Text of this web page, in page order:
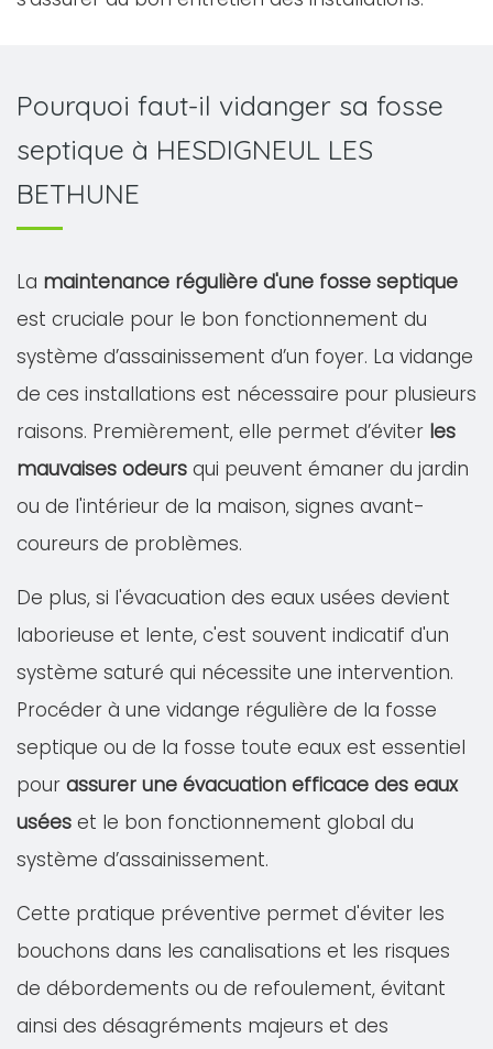
Pourquoi faut-il vidanger sa fosse
septique à HESDIGNEUL LES
BETHUNE
La maintenance régulière d'une fosse septique
est cruciale pour le bon fonctionnement du
système d’assainissement d’un foyer. La vidange
de ces installations est nécessaire pour plusieurs
raisons. Premièrement, elle permet d’éviter les
mauvaises odeurs qui peuvent émaner du jardin
ou de l'intérieur de la maison, signes avant-
coureurs de problèmes.
De plus, si l'évacuation des eaux usées devient
laborieuse et lente, c'est souvent indicatif d'un
système saturé qui nécessite une intervention.
Procéder à une vidange régulière de la fosse
septique ou de la fosse toute eaux est essentiel
pour assurer une évacuation efficace des eaux
usées et le bon fonctionnement global du
système d’assainissement.
Cette pratique préventive permet d'éviter les
bouchons dans les canalisations et les risques
de débordements ou de refoulement, évitant
ainsi des désagréments majeurs et des